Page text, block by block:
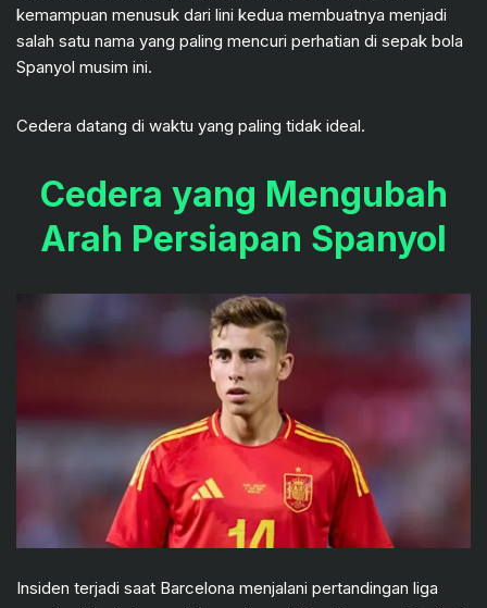
kemampuan menusuk dari lini kedua membuatnya menjadi
salah satu nama yang paling mencuri perhatian di sepak bola
Spanyol musim ini.
Cedera datang di waktu yang paling tidak ideal.
Cedera yang Mengubah
Arah Persiapan Spanyol
Insiden terjadi saat Barcelona menjalani pertandingan liga